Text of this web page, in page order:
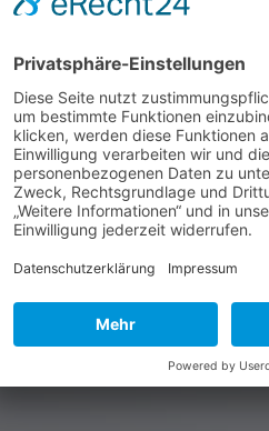
Unser qualifiziertes
Reparaturen und Anlagenbau
im Bereich der Hydraulik und
Mechanik aus …
weiterlesen